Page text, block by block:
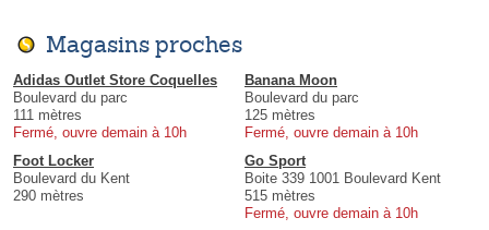
Magasins proches
Adidas Outlet Store Coquelles
Boulevard du parc
111 mètres
Fermé, ouvre demain à 10h
Banana Moon
Boulevard du parc
125 mètres
Fermé, ouvre demain à 10h
Foot Locker
Boulevard du Kent
290 mètres
Go Sport
Boite 339 1001 Boulevard Kent
515 mètres
Fermé, ouvre demain à 10h